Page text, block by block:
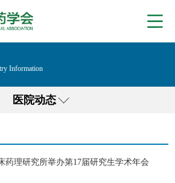
Information
医院动态
药理研究所举办第17届研究生学术年会